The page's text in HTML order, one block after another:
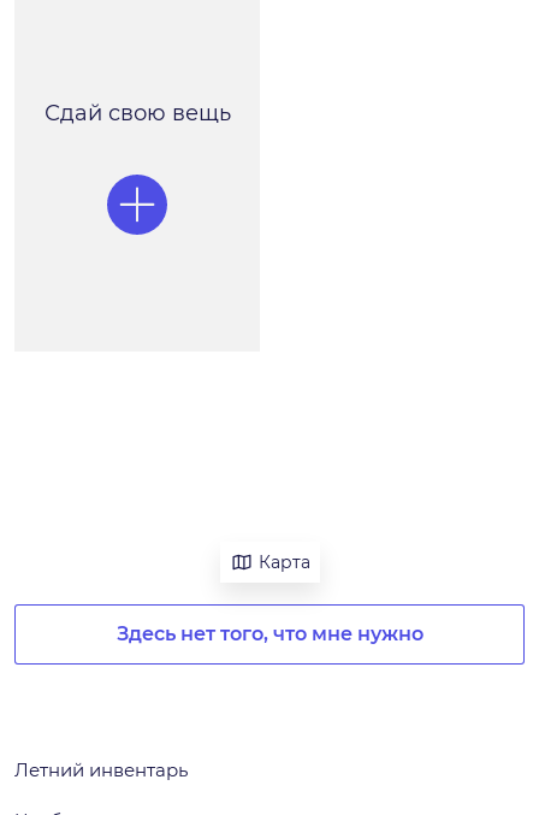
Сдай свою вещь
Карта
Здесь нет того, что мне нужно
Летний инвентарь